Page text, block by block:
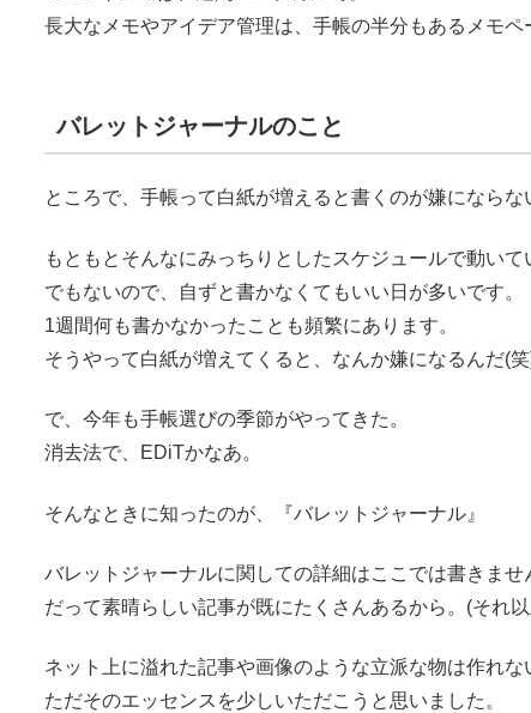
長大なメモやアイデア管理は、手帳の半分もあるメモペ
バレットジャーナルのこと
ところで、手帳って白紙が増えると書くのが嫌にならな
もともとそんなにみっちりとしたスケジュールで動い
でもないので、自ずと書かなくてもいい日が多いです。
1週間何も書かなかったことも頻繁にあります。
そうやって白紙が増えてくると、なんか嫌になるんだ(
で、今年も手帳選びの季節がやってきた。
消去法で、EDiTかなあ。
そんなときに知ったのが、『バレットジャーナル』
バレットジャーナルに関しての詳細はここでは書きませ
だって素晴らしい記事が既にたくさんあるから。(それ
ネット上に溢れた記事や画像のような立派な物は作れな
ただそのエッセンスを少しいただこうと思いました。